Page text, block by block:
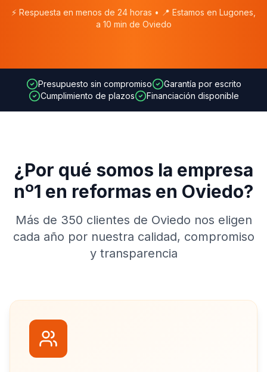
⚡ Respuesta en menos de 24 horas • 📍 Estamos en Lugones,
a 10 min de Oviedo
Presupuesto sin compromiso
Garantía por escrito
Cumplimiento de plazos
Financiación disponible
¿Por qué somos la empresa
nº1 en reformas en Oviedo?
Más de 350 clientes de Oviedo nos eligen
cada año por nuestra calidad, compromiso
y transparencia